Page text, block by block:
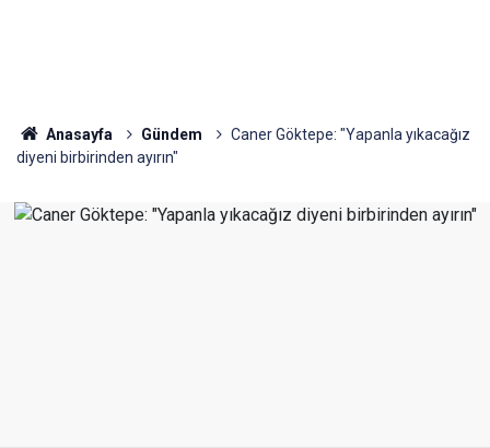
Anasayfa Gündem
Caner Göktepe: "Yapanla yıkacağız
diyeni birbirinden ayırın"